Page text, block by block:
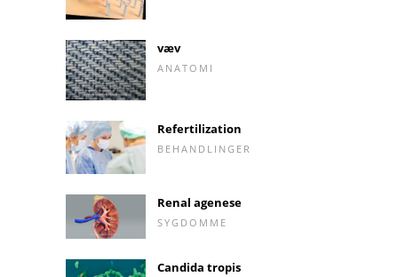
væv
ANATOMI
Refertilization
BEHANDLINGER
Renal agenese
SYGDOMME
Candida tropis